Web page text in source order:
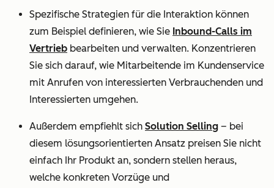
Spezifische Strategien für die Interaktion können
zum Beispiel definieren, wie Sie Inbound-Calls im
Vertrieb bearbeiten und verwalten. Konzentrieren
Sie sich darauf, wie Mitarbeitende im Kundenservice
mit Anrufen von interessierten Verbrauchenden und
Interessierten umgehen.
Außerdem empfiehlt sich Solution Selling – bei
diesem lösungsorientierten Ansatz preisen Sie nicht
einfach Ihr Produkt an, sondern stellen heraus,
welche konkreten Vorzüge und